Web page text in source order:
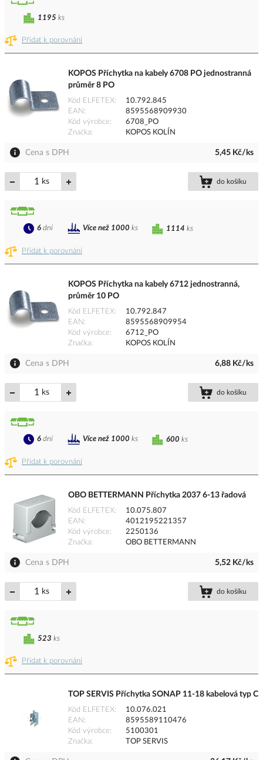
Přidat k porovnání
1195 ks
KOPOS Příchytka na kabely 6708 PO jednostranná
průměr 8 PO
Kód ELFETEX
10.792.845
EAN
8595568909930
Kód výrobce
6708_PO
Značka
KOPOS KOLÍN
Cena s DPH 5,45 Kč/ks
ks do košíku
Přidat k porovnání
1114 ks
6 dní Více než 1000 ks
KOPOS Příchytka na kabely 6712 jednostranná,
průměr 10 PO
Kód ELFETEX
10.792.847
EAN
8595568909954
Kód výrobce
6712_PO
Značka
KOPOS KOLÍN
Cena s DPH 6,88 Kč/ks
ks do košíku
Přidat k porovnání
600 ks
6 dní Více než 1000 ks
OBO BETTERMANN Příchytka 2037 6-13 řadová
Kód ELFETEX
10.075.807
EAN
4012195221357
Kód výrobce
2250136
Značka
OBO BETTERMANN
Cena s DPH 5,52 Kč/ks
ks do košíku
Přidat k porovnání
523 ks
TOP SERVIS Příchytka SONAP 11-18 kabelová typ C
Kód ELFETEX
10.076.021
EAN
8595589110476
Kód výrobce
5100301
Značka
TOP SERVIS